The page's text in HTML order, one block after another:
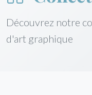
Découvrez notre
d'art graphique